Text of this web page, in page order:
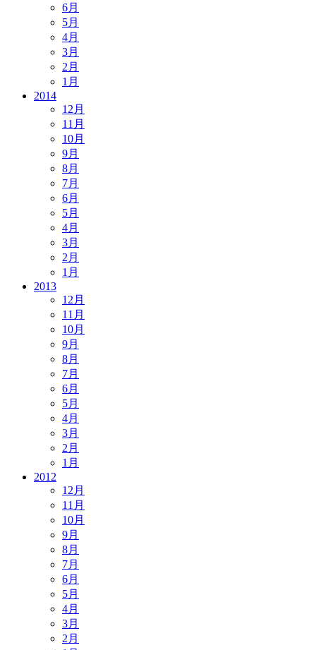
6月
5月
4月
3月
2月
1月
2014
12月
11月
10月
9月
8月
7月
6月
5月
4月
3月
2月
1月
2013
12月
11月
10月
9月
8月
7月
6月
5月
4月
3月
2月
1月
2012
12月
11月
10月
9月
8月
7月
6月
5月
4月
3月
2月